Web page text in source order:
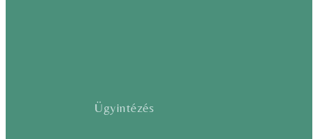
Ügyintézés